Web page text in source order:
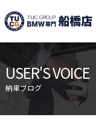
ニュース
目玉車両一覧
保証＆サービス
USER'S VOICE
納車ブログ